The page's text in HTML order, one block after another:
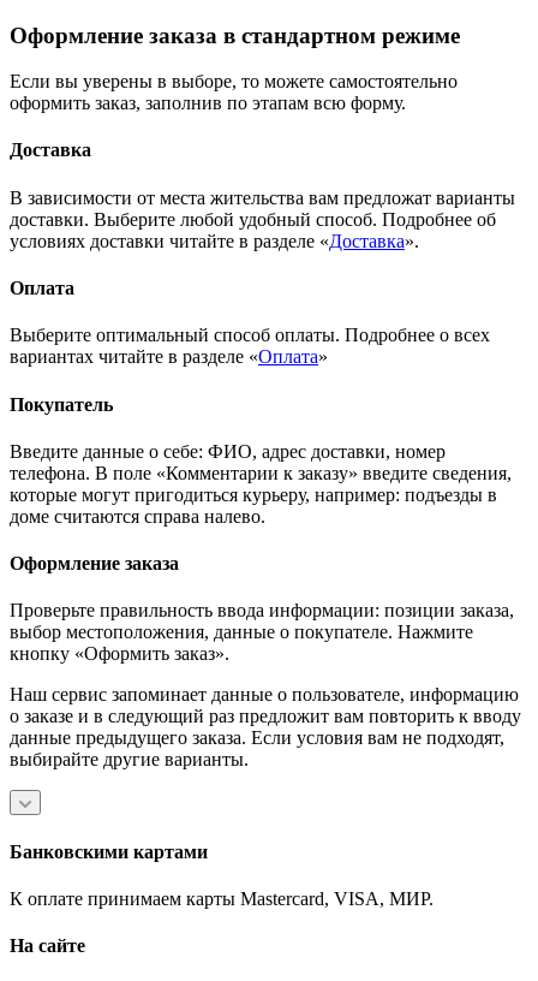
Оформление заказа в стандартном режиме
Если вы уверены в выборе, то можете самостоятельно
оформить заказ, заполнив по этапам всю форму.
Доставка
В зависимости от места жительства вам предложат варианты
доставки. Выберите любой удобный способ. Подробнее об
условиях доставки читайте в разделе «Доставка».
Оплата
Выберите оптимальный способ оплаты. Подробнее о всех
вариантах читайте в разделе «Оплата»
Покупатель
Введите данные о себе: ФИО, адрес доставки, номер
телефона. В поле «Комментарии к заказу» введите сведения,
которые могут пригодиться курьеру, например: подъезды в
доме считаются справа налево.
Оформление заказа
Проверьте правильность ввода информации: позиции заказа,
выбор местоположения, данные о покупателе. Нажмите
кнопку «Оформить заказ».
Наш сервис запоминает данные о пользователе, информацию
о заказе и в следующий раз предложит вам повторить к вводу
данные предыдущего заказа. Если условия вам не подходят,
выбирайте другие варианты.
Банковскими картами
К оплате принимаем карты Mastercard, VISA, МИР.
На сайте